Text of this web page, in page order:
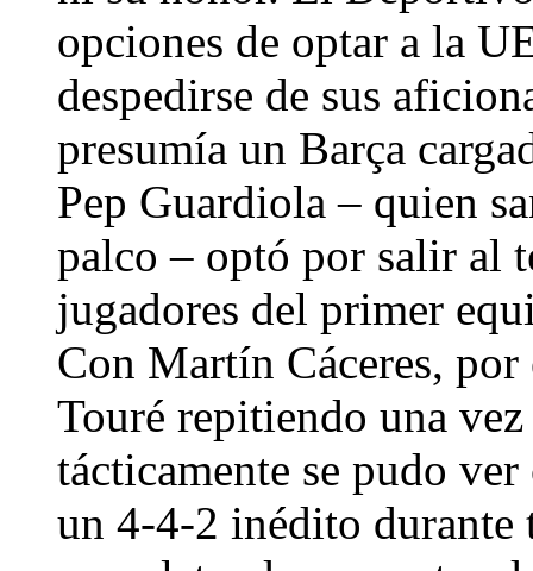
opciones de optar a la
despedirse de sus
presumía un Barça
Pep Guardiola – quien
palco – optó por salir al
jugadores del primer
Con Martín Cáceres,
Touré repitiendo una
tácticamente se pudo
un 4-4-2 inédito durante